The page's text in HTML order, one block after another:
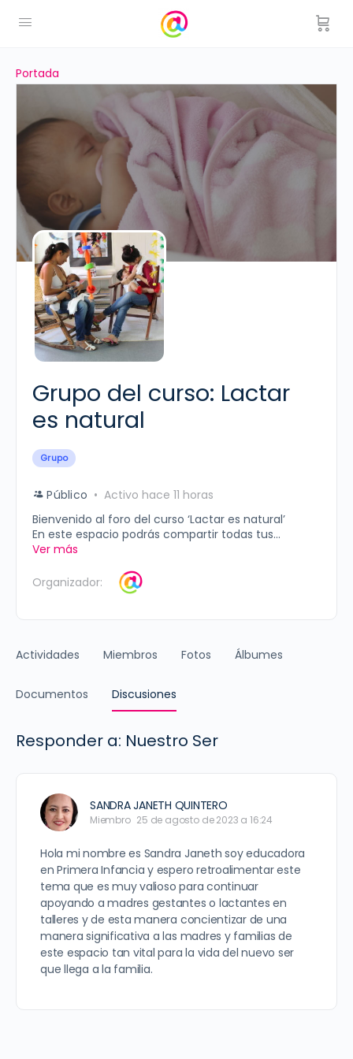
Portada
Grupo del curso: Lactar
es natural
Grupo
Público
Activo hace 11 horas
Bienvenido al foro del curso ‘Lactar es natural’
En este espacio podrás compartir todas tus...
Ver más
Organizador:
Actividades Miembros Fotos Álbumes
Documentos Discusiones
Responder a: Nuestro Ser
SANDRA JANETH QUINTERO
Miembro 25 de agosto de 2023 a 16:24
Hola mi nombre es Sandra Janeth soy educadora
en Primera Infancia y espero retroalimentar este
tema que es muy valioso para continuar
apoyando a madres gestantes o lactantes en
talleres y de esta manera concientizar de una
manera significativa a las madres y familias de
este espacio tan vital para la vida del nuevo ser
que llega a la familia.